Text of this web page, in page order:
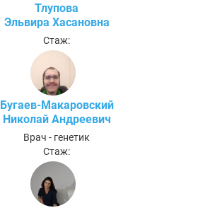
Тлупова
Эльвира Хасановна
Стаж:
Бугаев-Макаровский
Николай Андреевич
Врач - генетик
Стаж: